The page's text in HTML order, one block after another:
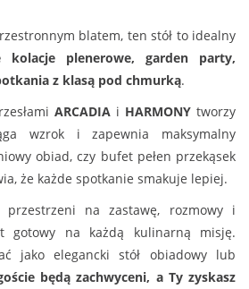
blatem, ten stół to idealny
kolacje plenerowe, garden party,
z klasą pod chmurką.
ARCADIAi HARMONYtworzy
wzrok i zapewnia maksymalny
obiad, czy bufet pełen przekąsek
że każde spotkanie smakuje lepiej.
przestrzeni na zastawę, rozmowy i
gotowy na każdą kulinarną misję.
jako elegancki stół obiadowy lub
będą zachwyceni, a Ty zyskasz